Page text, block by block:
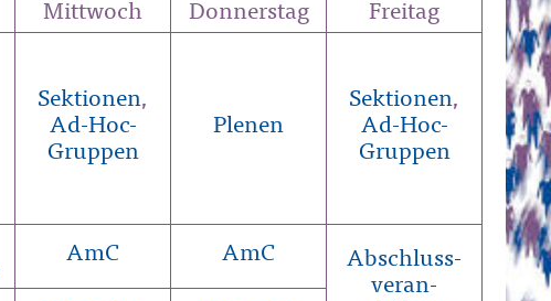
Mittwoch Donnerstag Freitag
Sektionen,
Ad-Hoc-
Gruppen
Plenen
Sektionen,
Ad-Hoc-
Gruppen
AmC AmC
Abschluss-
veran-